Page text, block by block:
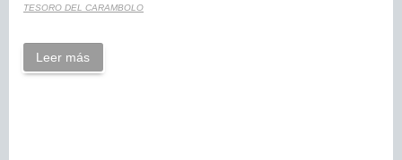
TESORO DEL CARAMBOLO
Leer más